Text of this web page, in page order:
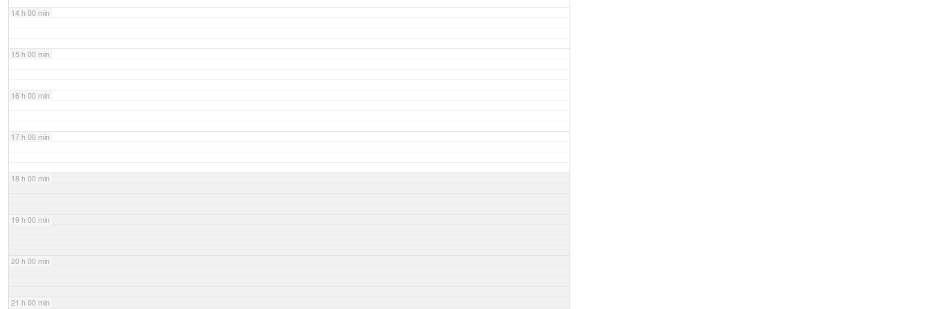
14 h 00 min
15 h 00 min
16 h 00 min
17 h 00 min
18 h 00 min
19 h 00 min
20 h 00 min
21 h 00 min